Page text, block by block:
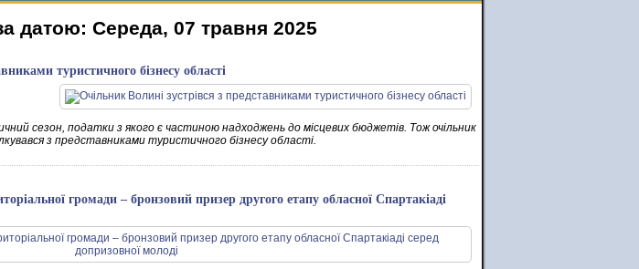
датою: Середа, 07 травня 2025
туристичного бізнесу області
сезон, податки з якого є частиною надходжень до місцевих бюджетів. Тож очільник
з представниками туристичного бізнесу області.
громади – бронзовий призер другого етапу обласної Спартакіаді